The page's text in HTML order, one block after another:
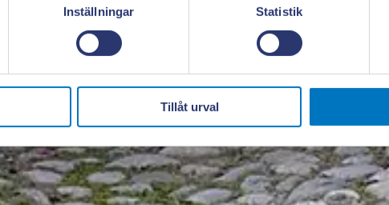
Inställningar Statistik
Tillåt urval